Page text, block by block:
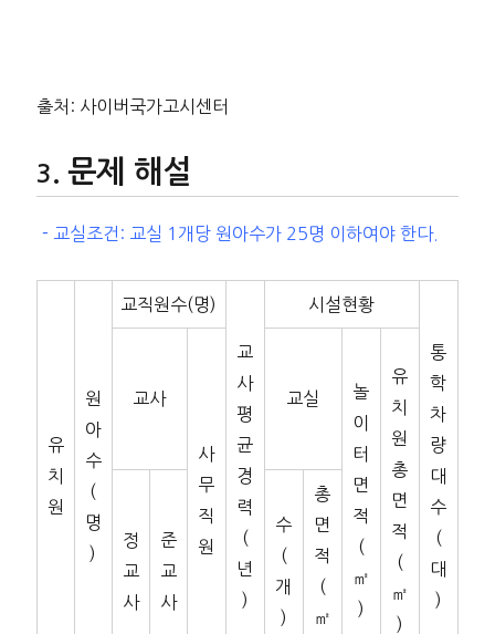
출처: 사이버국가고시센터
문제 해설
－교실조건: 교실 1개당 원아수가 25명 이하여야 한다.
유
치
원
원
아
수
(
명
)
교직원수(명)
교
사
평
균
경
력
(
년
)
시설현황
통
학
차
량
대
수
(
대
)
교사
사
무
직
원
교실
놀
이
터
면
적
(
㎡
)
유
치
원
총
면
적
(
㎡
)
정
교
사
준
교
사
수
(
개
)
총
면
적
(
㎡